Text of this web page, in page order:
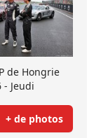
de Hongrie
- Jeudi
+ de photos